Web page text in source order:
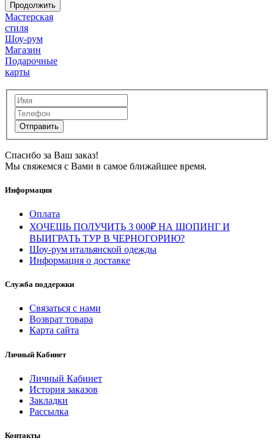
Продолжить
Мастерская
стиля
Шоу-рум
Магазин
Подарочные
карты
Спасибо за Ваш заказ!
Мы свяжемся с Вами в самое ближайшее время.
Информация
Оплата
ХОЧЕШЬ ПОЛУЧИТЬ 3 000₽ НА ШОПИНГ И
ВЫИГРАТЬ ТУР В ЧЕРНОГОРИЮ?
Шоу-рум итальянской одежды
Информация о доставке
Служба поддержки
Связаться с нами
Возврат товара
Карта сайта
Личный Кабинет
Личный Кабинет
История заказов
Закладки
Рассылка
Контакты